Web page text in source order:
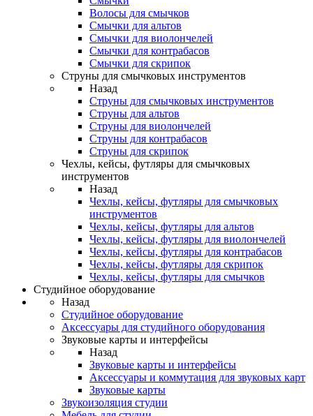
Волосы для смычков
Смычки для альтов
Смычки для виолончелей
Смычки для контрабасов
Смычки для скрипок
Струны для смычковых инструментов
Назад
Струны для смычковых инструментов
Струны для альтов
Струны для виолончелей
Струны для контрабасов
Струны для скрипок
Чехлы, кейсы, футляры для смычковых
инструментов
Назад
Чехлы, кейсы, футляры для смычковых
инструментов
Чехлы, кейсы, футляры для альтов
Чехлы, кейсы, футляры для виолончелей
Чехлы, кейсы, футляры для контрабасов
Чехлы, кейсы, футляры для скрипок
Чехлы, кейсы, футляры для смычков
Студийное оборудование
Назад
Студийное оборудование
Аксессуары для студийного оборудования
Звуковые карты и интерфейсы
Назад
Звуковые карты и интерфейсы
Аксессуары и коммутация для звуковых карт
Звуковые карты
Звукоизоляция студии